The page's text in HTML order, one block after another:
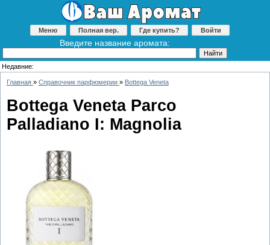
Меню Полная вер. Где купить? Войти
Введите название аромата:
Недавние:
Главная » Справочник парфюмерии » Bottega Veneta
Bottega Veneta Parco
Palladiano I: Magnolia